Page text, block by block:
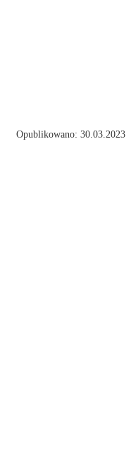
Opublikowano: 30.03.2023